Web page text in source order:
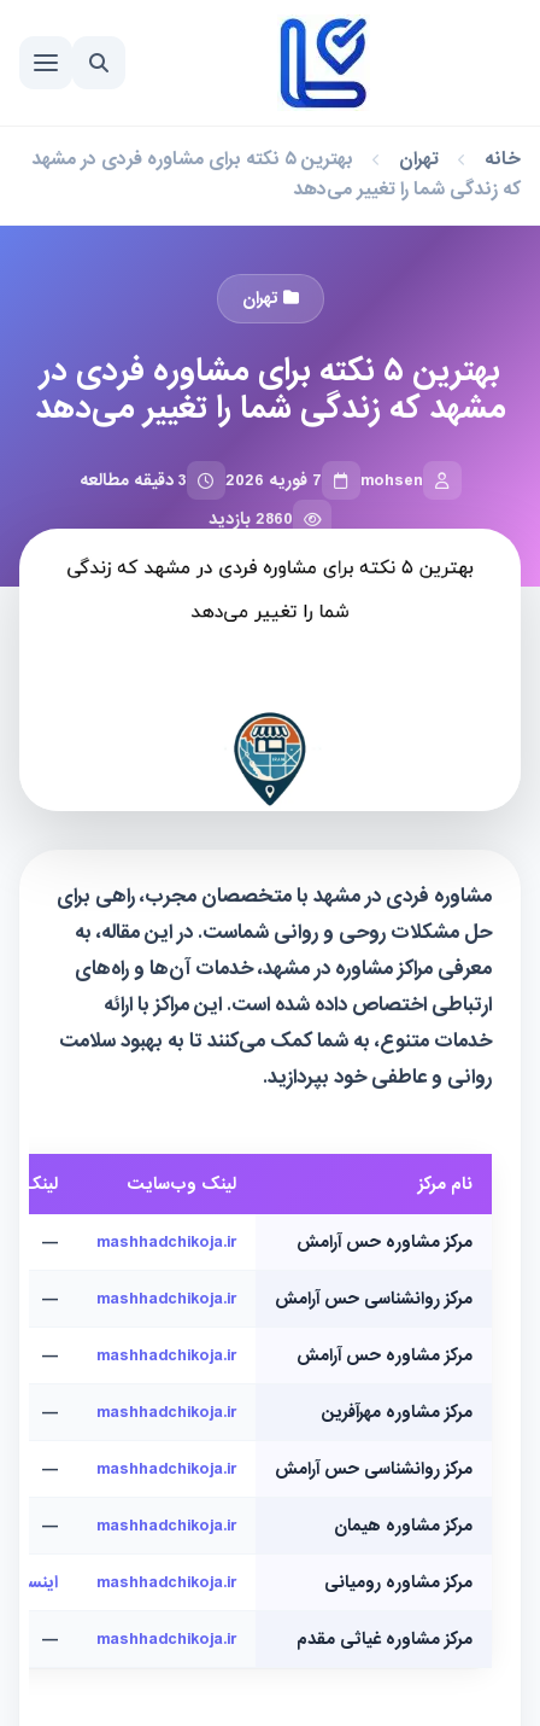
خانه تهران
بهترین ۵ نکته برای مشاوره فردی در مشهد
که زندگی شما را تغییر می‌دهد
تهران
بهترین ۵ نکته برای مشاوره فردی در
مشهد که زندگی شما را تغییر می‌دهد
mohsen 7 فوریه 2026
3 دقیقه مطالعه
2860 بازدید
مشاوره فردی در مشهد با متخصصان مجرب، راهی برای
حل مشکلات روحی و روانی شماست. در این مقاله، به
معرفی مراکز مشاوره در مشهد، خدمات آن‌ها و راه‌های
ارتباطی اختصاص داده شده است. این مراکز با ارائه
خدمات متنوع، به شما کمک می‌کنند تا به بهبود سلامت
روانی و عاطفی خود بپردازید.
نام مرکز لینک وب‌سایت لینک
مرکز مشاوره حس آرامش mashhadchikoja.ir
—
مرکز روانشناسی حس آرامش mashhadchikoja.ir
—
مرکز مشاوره حس آرامش mashhadchikoja.ir
—
مرکز مشاوره مهرآفرین mashhadchikoja.ir
—
مرکز روانشناسی حس آرامش mashhadchikoja.ir
—
مرکز مشاوره هیمان mashhadchikoja.ir
—
مرکز مشاوره رومیانی mashhadchikoja.ir
مرکز مشاوره غیاثی مقدم mashhadchikoja.ir
—